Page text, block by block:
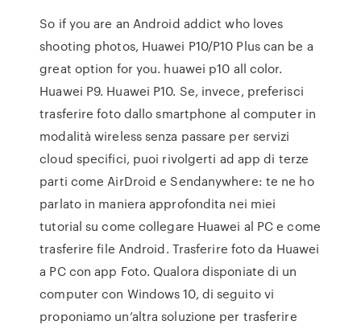
So if you are an Android addict who loves
shooting photos, Huawei P10/P10 Plus can be a
great option for you. huawei p10 all color.
Huawei P9. Huawei P10. Se, invece, preferisci
trasferire foto dallo smartphone al computer in
modalità wireless senza passare per servizi
cloud specifici, puoi rivolgerti ad app di terze
parti come AirDroid e Sendanywhere: te ne ho
parlato in maniera approfondita nei miei
tutorial su come collegare Huawei al PC e come
trasferire file Android. Trasferire foto da Huawei
a PC con app Foto. Qualora disponiate di un
computer con Windows 10, di seguito vi
proponiamo un’altra soluzione per trasferire